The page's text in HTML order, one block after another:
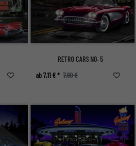
RETRO CARS NO. 5
ab 7,11 € * 7,90 €